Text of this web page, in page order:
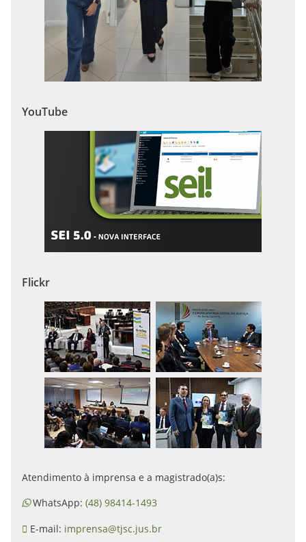
YouTube
Flickr
Atendimento à imprensa e a magistrado(a)s:
WhatsApp: (48) 98414-1493
E-mail: imprensa@tjsc.jus.br